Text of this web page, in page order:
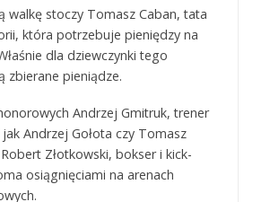
walkę stoczy Tomasz Caban, tata
która potrzebuje pieniędzy na
dla dziewczynki tego
zbierane pieniądze.
Andrzej Gmitruk, trener
Andrzej Gołota czy Tomasz
Złotkowski, bokser i kick-
osiągnięciami na arenach